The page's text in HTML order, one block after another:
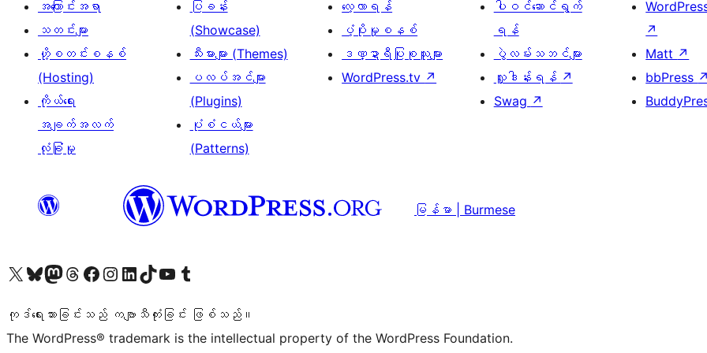
အကြောင်းအရာ
သတင်းများ
ဟို့စတင်းစနစ်
(Hosting)
ကိုယ်ရေး
အချက်အလက်
လုံခြုံမှု
ပြခန်း
(Showcase)
သီးမားများ (Themes)
ပလပ်အင်များ
(Plugins)
ပုံစံငယ်များ
(Patterns)
လေ့လာရန်
ပံ့ပိုးမှုစနစ်
ဒဏ္ဍာရီပြုစုသူများ
WordPress.tv ↗
ပါဝင်ဆောင်ရွက်
ရန်
ပွဲလမ်းသဘင်များ
လှူဒါန်းရန် ↗
Swag ↗
↗
Matt ↗
bbPress ↗
မြန်မာ | Burmese
ကျွန်ုပ်တို့၏ X (ယခင် Twitter) အကောင့်သို့ သွားရောက်ကြည့်ရှုပါကျွန်ုပ်တို့၏ Bluesky အကောင့်သို့ ဝင်ရောက်ကြည့်ရှုရန်
ကျွန်ုပ်တို့၏ Mastodon အကောင့်သို့ သွားရောက်ကြည့်ရှုပါကျွန်ုပ်တို့၏ Threads အကောင့်သို့ ဝင်ရောက်ကြည့်ရှုရန်
ကျွန်ုပ်တို့၏ Facebook စာမျက်နှာသို့ သွားရောက်ကြည့်ရှုပါကျွန်ုပ်တို့၏ Instagram အကောင့်သို့ သွားရောက်ကြည့်ရှုပါ ကျွန်ုပ်တို့၏ LinkedIn အကောင့်သို့ သွားရောက်ကြည့်ရှုပါကျွန်ုပ်တို့၏ TikTok အကောင့်သို့ ဝင်ရောက်ကြည့်ရှုရန်
ကျွန်ုပ်တို့၏ YouTube ချန်နယ်သို့ သွားရောက်ကြည့်ရှုပါ ကျွန်ုပ်တို့၏ Tumblr အကောင့်သို့ ဝင်ရောက်ကြည့်ရှုရန်
ကုဒ်ရေးသားခြင်းသည် ကဗျာသီကုံးခြင်း ဖြစ်သည်။
The WordPress® trademark is the intellectual property of the WordPress Foundation.